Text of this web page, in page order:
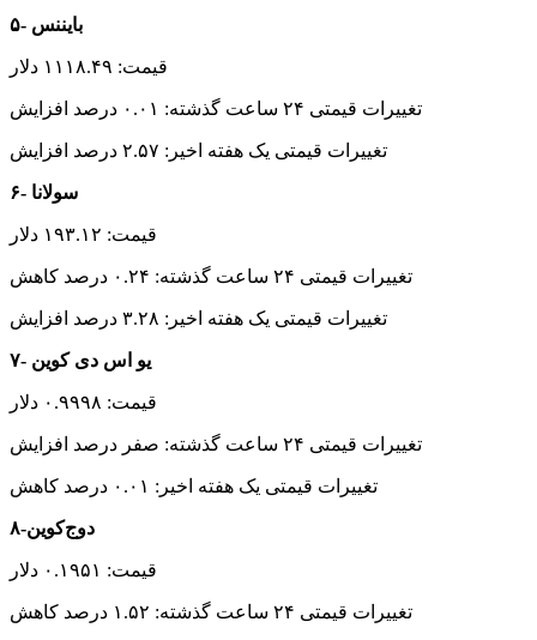
۵- بایننس
قیمت: ۱۱۱۸.۴۹ دلار
تغییرات قیمتی ۲۴ ساعت گذشته: ۰.۰۱ درصد افزایش
تغییرات قیمتی یک هفته اخیر: ۲.۵۷ درصد افزایش
۶- سولانا
قیمت: ۱۹۳.۱۲ دلار
تغییرات قیمتی ۲۴ ساعت گذشته: ۰.۲۴ درصد کاهش
تغییرات قیمتی یک هفته اخیر: ۳.۲۸ درصد افزایش
۷- یو اس دی کوین
قیمت: ۰.۹۹۹۸ دلار
تغییرات قیمتی ۲۴ ساعت گذشته: صفر درصد افزایش
تغییرات قیمتی یک هفته اخیر: ۰.۰۱ درصد کاهش
۸-دوج‌کوین
قیمت: ۰.۱۹۵۱ دلار
تغییرات قیمتی ۲۴ ساعت گذشته: ۱.۵۲ درصد کاهش